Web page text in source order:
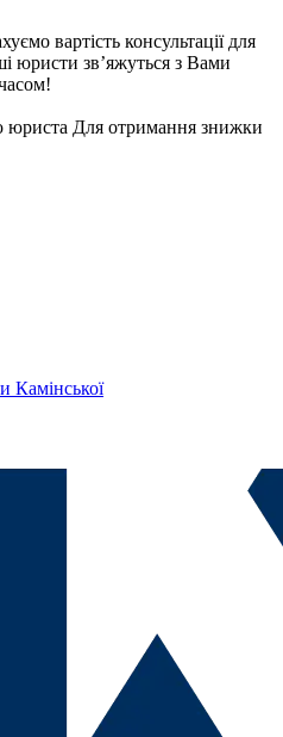
вартість консультації для
юристи звʼяжуться з Вами
юриста Для отримання знижки
Камінської